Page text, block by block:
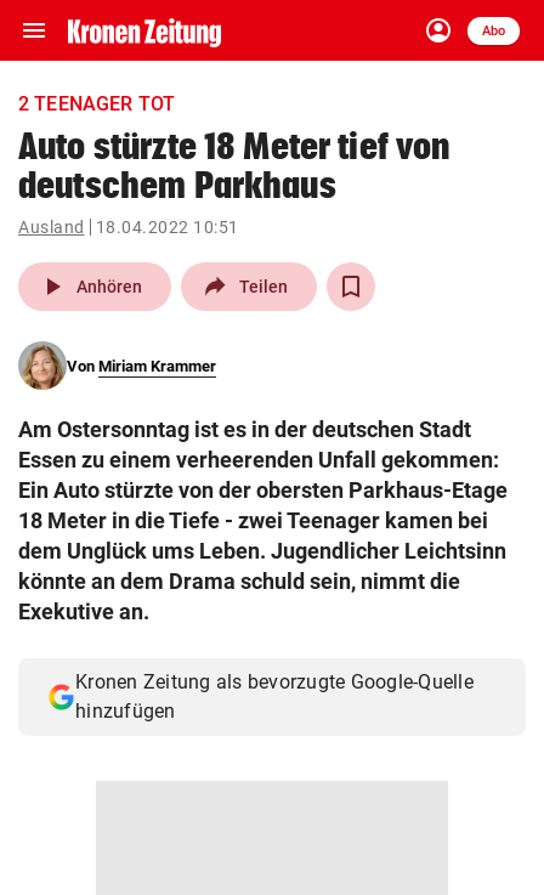
menu Navigation
ein-/ausklappen
account_circle
Anmelden
Abo
close Schließen
account_circle Anmelden
pin_drop
Wien arrow_right
search
eingeben
© Krone Multimedia GmbH & Co KG 2026
Muthgasse 2, 1190 Wien
2 TEENAGER TOT
Auto stürzte 18 Meter tief von
deutschem Parkhaus
Ausland 18.04.2022 10:51
play_arrow Anhören Teilen
Von Miriam Krammer
Am Ostersonntag ist es in der deutschen Stadt
Essen zu einem verheerenden Unfall gekommen:
Ein Auto stürzte von der obersten Parkhaus-Etage
18 Meter in die Tiefe - zwei Teenager kamen bei
dem Unglück ums Leben. Jugendlicher Leichtsinn
könnte an dem Drama schuld sein, nimmt die
Exekutive an.
Kronen Zeitung als bevorzugte Google-Quelle
hinzufügen